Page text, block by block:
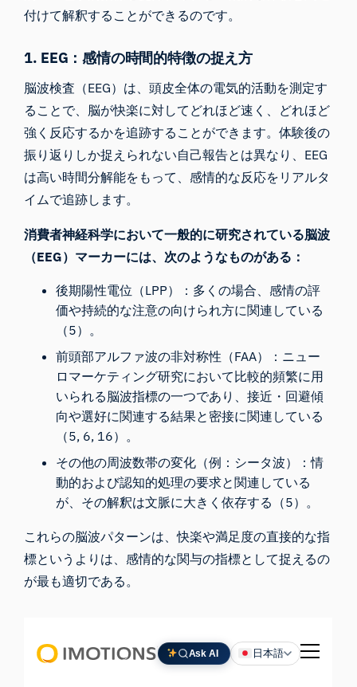
付けて解釈することができるのです。
1. EEG：感情の時間的特徴の捉え方
脳波検査（EEG）は、頭皮全体の電気的活動を測定す
ることで、脳が快楽に対してどれほど速く、どれほど
強く反応するかを追跡することができます。体験後の
振り返りしか捉えられない自己報告とは異なり、EEG
は高い時間分解能をもって、感情的な反応をリアルタ
イムで追跡します。
消費者神経科学において一般的に研究されている脳波
（EEG）マーカーには、次のようなものがある：
後期陽性電位（LPP）：多くの場合、感情の評
価や持続的な注意の向けられ方に関連している
（5）。
前頭部アルファ波の非対称性（FAA）：ニュー
ロマーケティング研究において比較的頻繁に用
いられる脳波指標の一つであり、接近・回避傾
向や選好に関連する結果と密接に関連している
（5, 6, 16）。
その他の周波数帯の変化（例：シータ波）：情
動的および認知的処理の要求と関連している
が、その解釈は文脈に大きく依存する（5）。
これらの脳波パターンは、快楽や満足度の直接的な指
標というよりは、感情的な関与の指標として捉えるの
が最も適切である。